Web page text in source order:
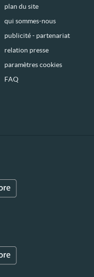
plan du site
qui sommes-nous
publicité - partenariat
relation presse
paramètres cookies
FAQ